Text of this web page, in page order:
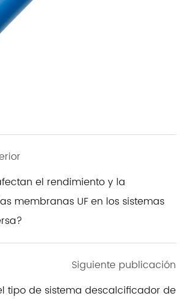
el rendimiento y la
membranas UF en los sistemas
Siguiente publicación
tipo de sistema descalcificador de